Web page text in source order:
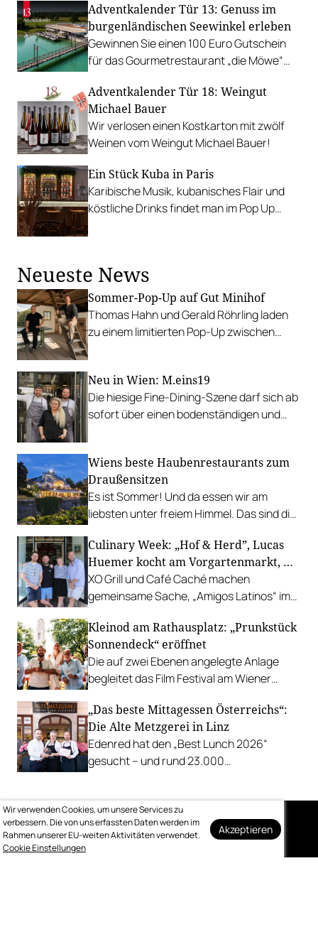
Adventkalender Tür 13: Genuss im
burgenländischen Seewinkel erleben
Gewinnen Sie einen 100 Euro Gutschein
für das Gourmetrestaurant „die Möwe“
Pannonia.
Adventkalender Tür 18: Weingut
Michael Bauer
Wir verlosen einen Kostkarton mit zwölf
Weinen vom Weingut Michael Bauer!
Ein Stück Kuba in Paris
Karibische Musik, kubanisches Flair und
köstliche Drinks findet man im Pop Up
Neueste News
Sommer-Pop-Up auf Gut Minihof
Thomas Hahn und Gerald Röhrling laden
zu einem limitierten Pop-Up zwischen
Neu in Wien: M.eins19
Die hiesige Fine-Dining-Szene darf sich ab
sofort über einen bodenständigen und
Wiens beste Haubenrestaurants zum
Draußensitzen
Es ist Sommer! Und da essen wir am
liebsten unter freiem Himmel. Das sind die
Gastgarten.
Culinary Week: „Hof & Herd”, Lucas
Huemer kocht am Vorgartenmarkt, …
XO Grill und Café Caché machen
gemeinsame Sache, „Amigos Latinos“ im
Richard Rauch kocht in der Riederalm
u.v.m.
Kleinod am Rathausplatz: „Prunkstück
Sonnendeck“ eröffnet
Die auf zwei Ebenen angelegte Anlage
begleitet das Film Festival am Wiener
mit Cocktails, Snacks und
Veranstaltungsprogramm.
„Das beste Mittagessen Österreichs“:
Die Alte Metzgerei in Linz
Edenred hat den „Best Lunch 2026“
gesucht – und rund 23.000
sich den begehrten Award in die Linzer
Herrenstraße.
Auf dem Laufenden
Wir verwenden Cookies, um unsere Services zu
verbessern. Die von uns erfassten Daten werden im
Rahmen unserer EU-weiten Aktivitäten verwendet.
Cookie Einstellungen
Akzeptieren